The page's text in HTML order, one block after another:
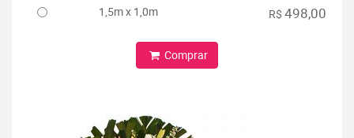
1,5m x 1,0m R$ 498,00
Comprar